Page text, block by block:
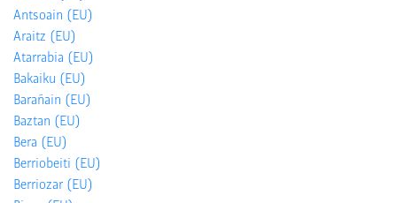
Antsoain (EU)
Araitz (EU)
Atarrabia (EU)
Bakaiku (EU)
Barañain (EU)
Baztan (EU)
Bera (EU)
Berriobeiti (EU)
Berriozar (EU)